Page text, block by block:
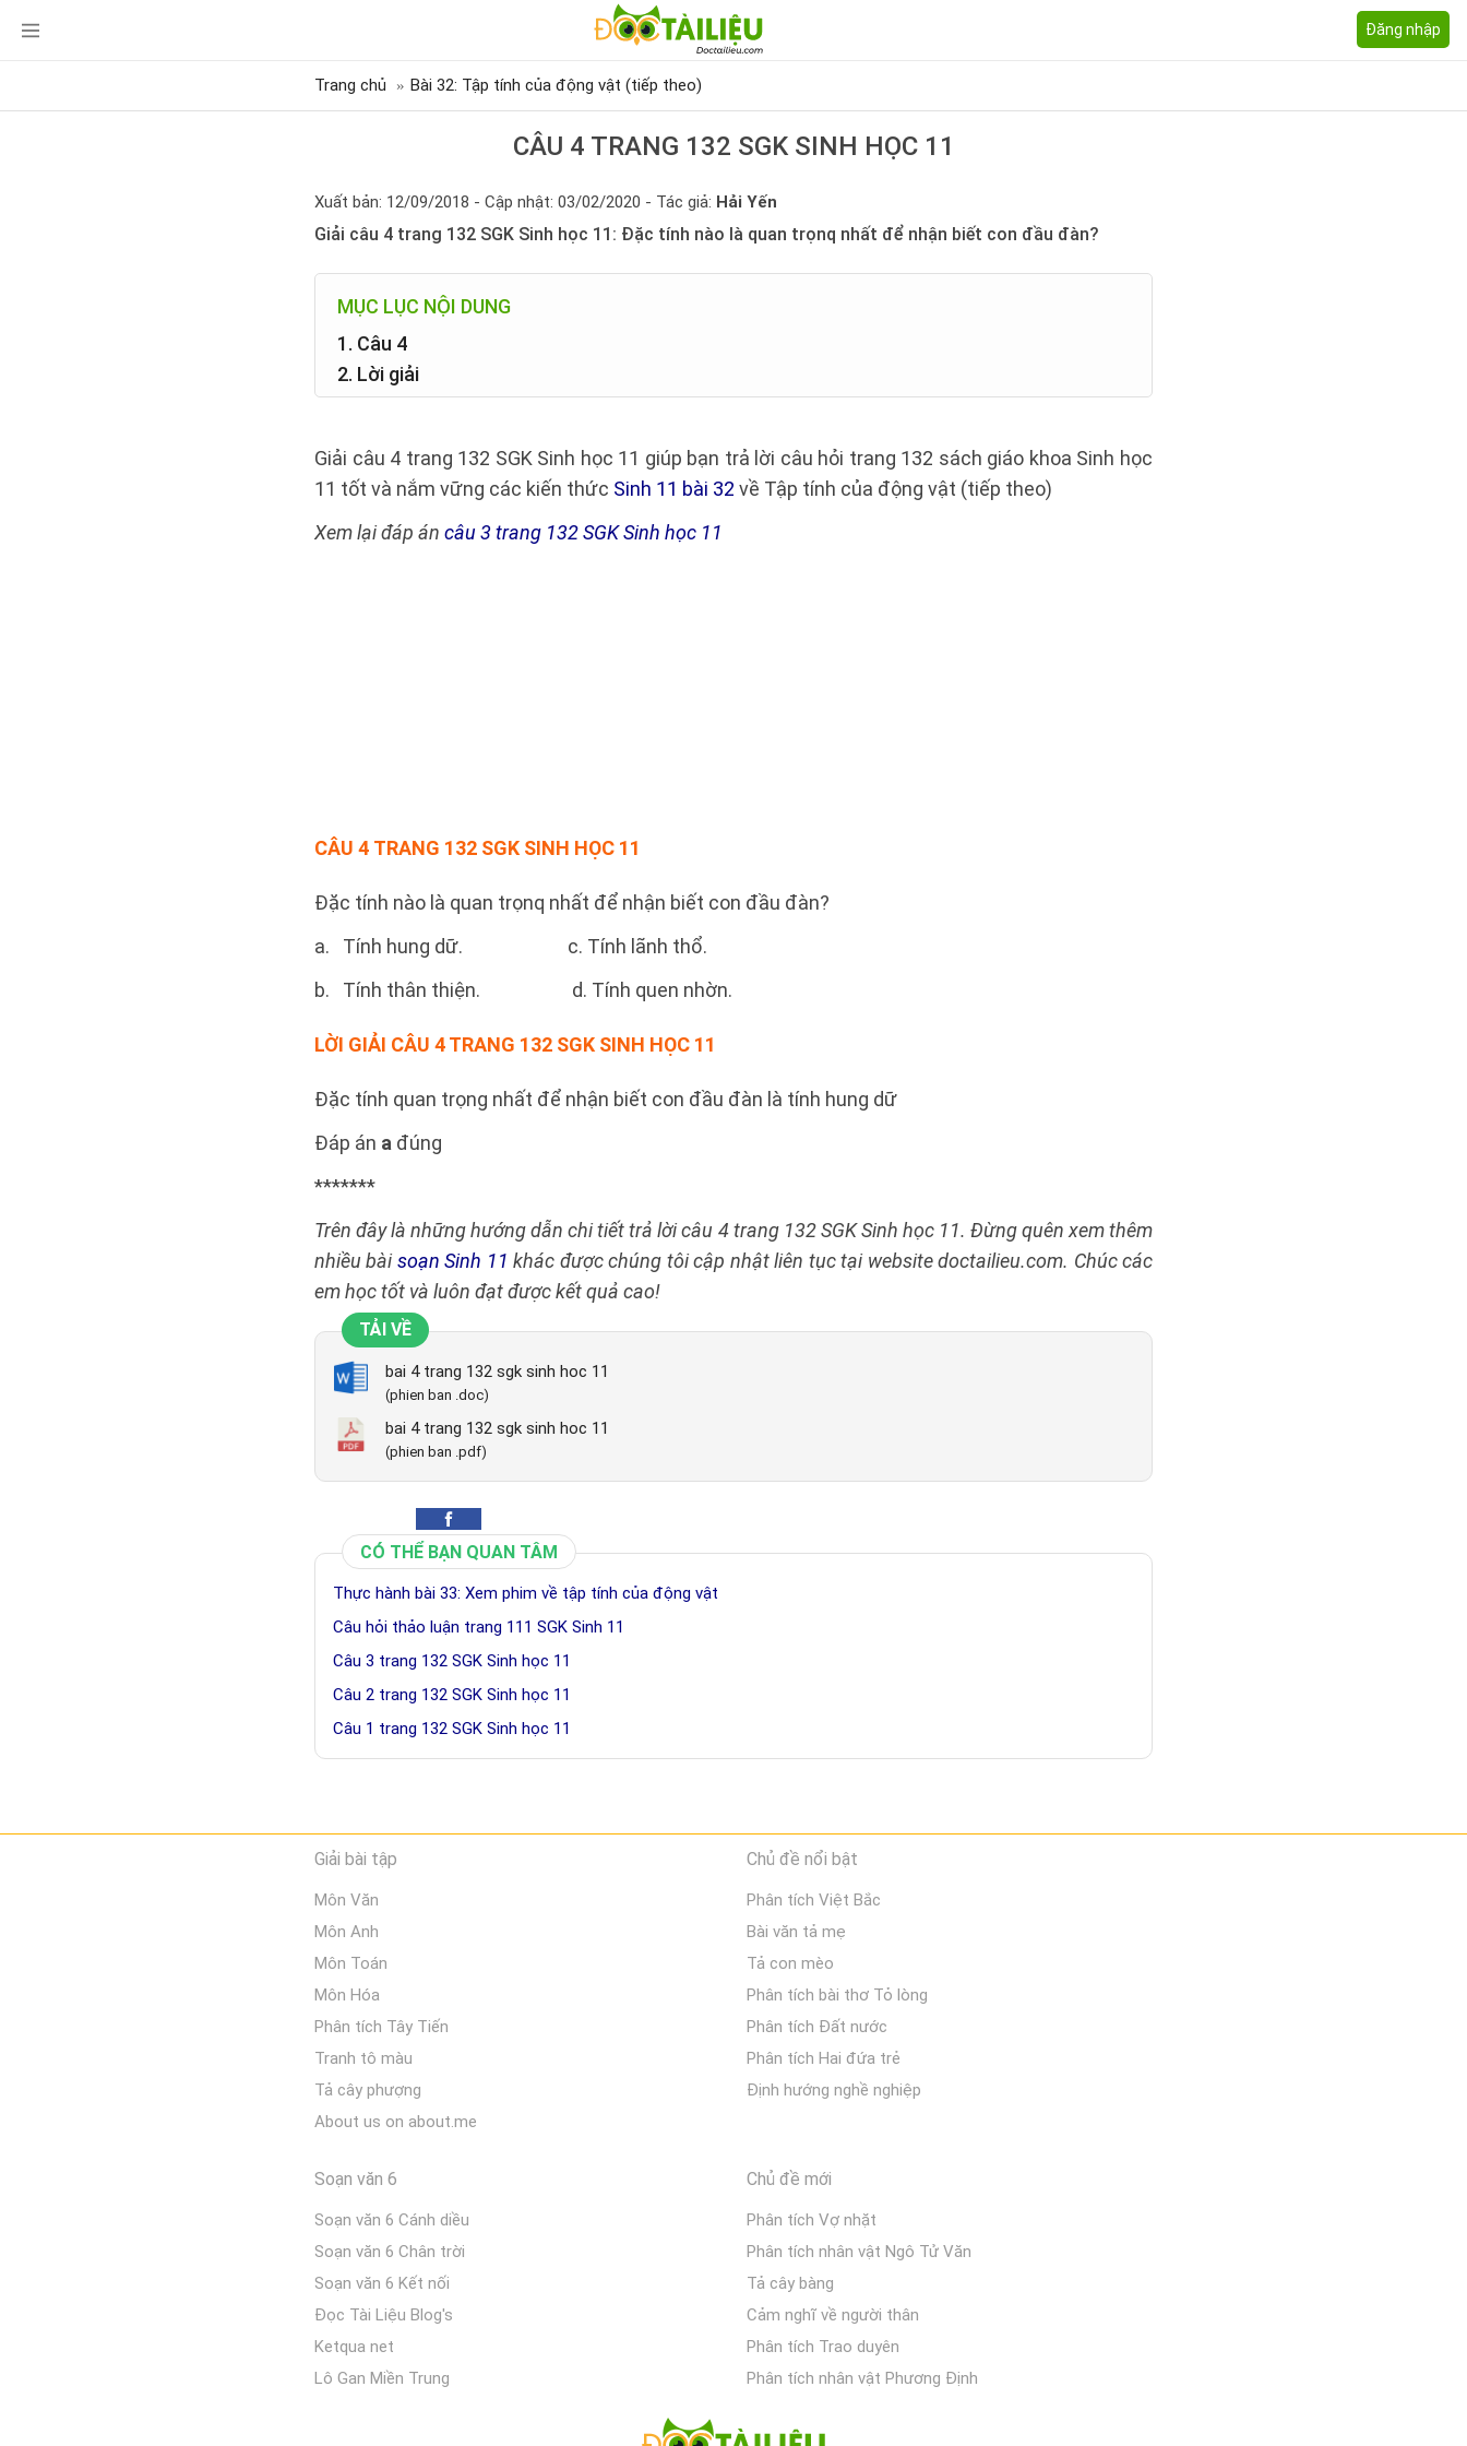
Đăng nhập
Trang chủ Bài 32: Tập tính của động vật (tiếp theo)
CÂU 4 TRANG 132 SGK SINH HỌC 11
Xuất bản: 12/09/2018 - Cập nhật: 03/02/2020 - Tác giả: Hải Yến
Giải câu 4 trang 132 SGK Sinh học 11: Đặc tính nào là quan trọnq nhất để nhận biết con đầu đàn?
MỤC LỤC NỘI DUNG
1. Câu 4
2. Lời giải
Giải câu 4 trang 132 SGK Sinh học 11 giúp bạn trả lời câu hỏi trang 132 sách giáo khoa Sinh học
11 tốt và nắm vững các kiến thức Sinh 11 bài 32 về Tập tính của động vật (tiếp theo)
Xem lại đáp án câu 3 trang 132 SGK Sinh học 11
CÂU 4 TRANG 132 SGK SINH HỌC 11
Đặc tính nào là quan trọnq nhất để nhận biết con đầu đàn?
a. Tính hung dữ. c. Tính lãnh thổ.
b. Tính thân thiện. d. Tính quen nhờn.
LỜI GIẢI CÂU 4 TRANG 132 SGK SINH HỌC 11
Đặc tính quan trọng nhất để nhận biết con đầu đàn là tính hung dữ
Đáp án a đúng
*******
Trên đây là những hướng dẫn chi tiết trả lời câu 4 trang 132 SGK Sinh học 11. Đừng quên xem thêm
nhiều bàisoạn Sinh 11 khác được chúng tôi cập nhật liên tục tại website doctailieu.com. Chúc các
em học tốt và luôn đạt được kết quả cao!
TẢI VỀ
bai 4 trang 132 sgk sinh hoc 11
(phien ban .doc)
bai 4 trang 132 sgk sinh hoc 11
(phien ban .pdf)
CÓ THỂ BẠN QUAN TÂM
Thực hành bài 33: Xem phim về tập tính của động vật
Câu hỏi thảo luận trang 111 SGK Sinh 11
Câu 3 trang 132 SGK Sinh học 11
Câu 2 trang 132 SGK Sinh học 11
Câu 1 trang 132 SGK Sinh học 11
Giải bài tập
Môn Văn
Môn Anh
Môn Toán
Môn Hóa
Phân tích Tây Tiến
Tranh tô màu
Tả cây phượng
About us on about.me
Chủ đề nổi bật
Phân tích Việt Bắc
Bài văn tả mẹ
Tả con mèo
Phân tích bài thơ Tỏ lòng
Phân tích Đất nước
Phân tích Hai đứa trẻ
Định hướng nghề nghiệp
Soạn văn 6
Soạn văn 6 Cánh diều
Soạn văn 6 Chân trời
Soạn văn 6 Kết nối
Đọc Tài Liệu Blog's
Ketqua net
Lô Gan Miền Trung
Chủ đề mới
Phân tích Vợ nhặt
Phân tích nhân vật Ngô Tử Văn
Tả cây bàng
Cảm nghĩ về người thân
Phân tích Trao duyên
Phân tích nhân vật Phương Định